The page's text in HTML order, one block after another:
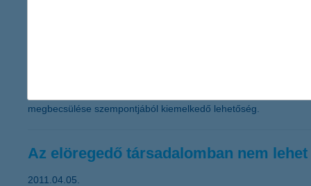
A K&H Csoport kortárs képzőművészeti gyűjteményének
pályázaton ezúttal nemcsak a fél éven keresztül nyújtott havi
megbecsülése szempontjából kiemelkedő lehetőség.
Az elöregedő társadalomban nem
2011.04.05.